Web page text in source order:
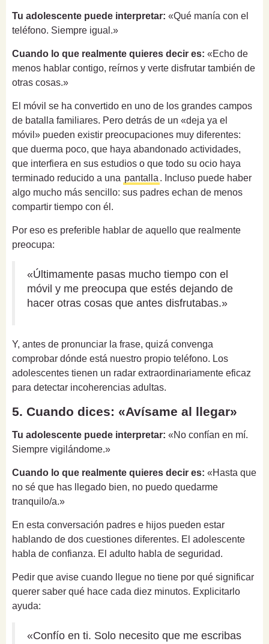
Tu adolescente puede interpretar: «Qué manía con el
teléfono. Siempre igual.»
Cuando lo que realmente quieres decir es: «Echo de
menos hablar contigo, reírnos y verte disfrutar también de
otras cosas.»
El móvil se ha convertido en uno de los grandes campos
de batalla familiares. Pero detrás de un «deja ya el
móvil» pueden existir preocupaciones muy diferentes:
que duerma poco, que haya abandonado actividades,
que interfiera en sus estudios o que todo su ocio haya
terminado reducido a una pantalla . Incluso puede haber
algo mucho más sencillo: sus padres echan de menos
compartir tiempo con él.
Por eso es preferible hablar de aquello que realmente
preocupa:
«Últimamente pasas mucho tiempo con el
móvil y me preocupa que estés dejando de
hacer otras cosas que antes disfrutabas.»
Y, antes de pronunciar la frase, quizá convenga
comprobar dónde está nuestro propio teléfono. Los
adolescentes tienen un radar extraordinariamente eficaz
para detectar incoherencias adultas.
5. Cuando dices: «Avísame al llegar»
Tu adolescente puede interpretar: «No confían en mí.
Siempre vigilándome.»
Cuando lo que realmente quieres decir es: «Hasta que
no sé que has llegado bien, no puedo quedarme
tranquilo/a.»
En esta conversación padres e hijos pueden estar
hablando de dos cuestiones diferentes. El adolescente
habla de confianza. El adulto habla de seguridad.
Pedir que avise cuando llegue no tiene por qué significar
querer saber qué hace cada diez minutos. Explicitarlo
ayuda:
«Confío en ti. Solo necesito que me escribas